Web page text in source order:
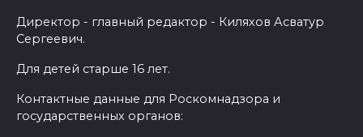
Директор - главный редактор - Киляхов Асватур
Сергеевич.
Для детей старше 16 лет.
Контактные данные для Роскомнадзора и
государственных органов: